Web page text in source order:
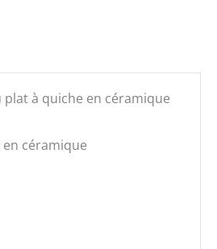
à quiche en céramique
céramique